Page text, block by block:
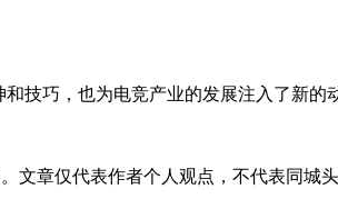
技巧，也为电竞产业的发展注入了新
章仅代表作者个人观点，不代表同城